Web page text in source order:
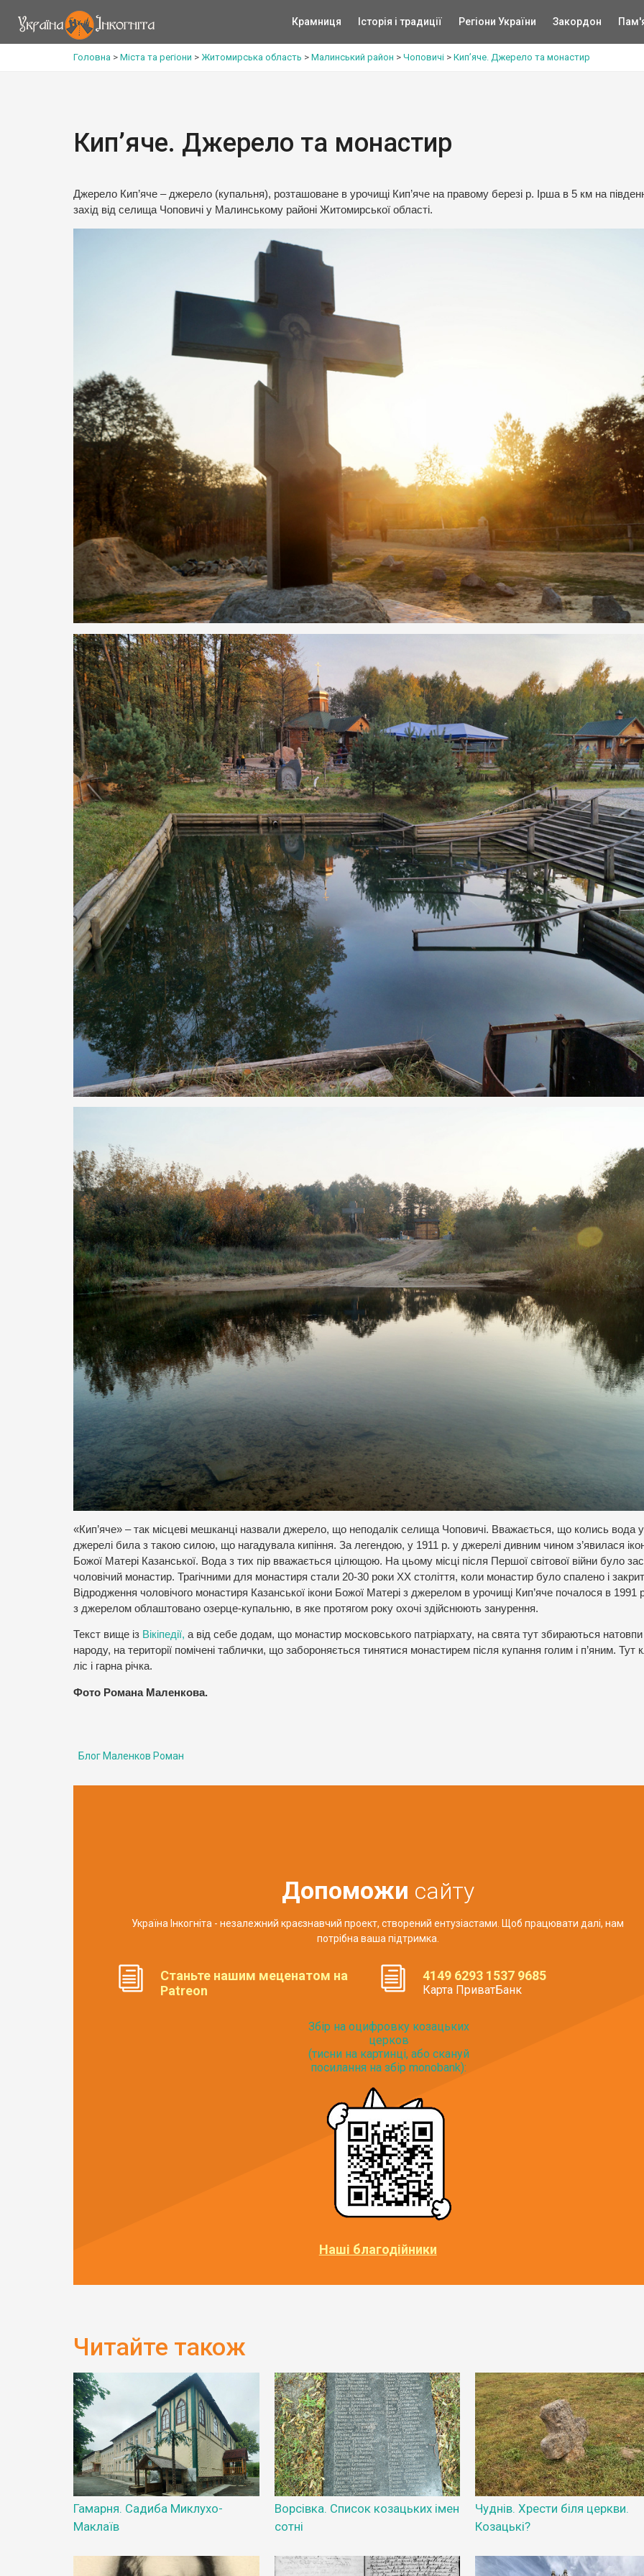
Крамниця Історія і традиції Регіони України Закордон
Головна > Міста та регіони > Житомирська область > Малинський район > Чоповичі > Кип’яче. Джерело та монастир
Кип’яче. Джерело та монастир
Джерело Кип’яче – джерело (купальня), розташоване в урочищі Кип’яче на правому березі р. Ірша в 5 км на
захід від селища Чоповичі у Малинському районі Житомирської області.
«Кип’яче» – так місцеві мешканці назвали джерело, що неподалік селища Чоповичі. Вважається, що колись вода у
джерелі била з такою силою, що нагадувала кипіння. За легендою, у 1911 р. у джерелі дивним чином з’явилася
Божої Матері Казанської. Вода з тих пір вважається цілющою. На цьому місці після Першої світової війни було
чоловічий монастир. Трагічними для монастиря стали 20-30 роки ХХ століття, коли монастир було спалено і
Відродження чоловічого монастиря Казанської ікони Божої Матері з джерелом в урочищі Кип’яче почалося в 1991
з джерелом облаштовано озерце-купальню, в яке протягом року охочі здійснюють занурення.
Текст вище із Вікіпедії, а від себе додам, що монастир московського патріархату, на свята тут збираються натовпи
народу, на території помічені таблички, що забороняється тинятися монастирем після купання голим і п’яним. Тут
ліс і гарна річка.
Фото Романа Маленкова.
Блог Маленков Роман
Допоможи сайту
Україна Інкогніта - незалежний краєзнавчий проект, створений ентузіастами. Щоб працювати далі, нам
потрібна ваша підтримка.
Станьте нашим меценатом на
Patreon
4149 6293 1537 9685
Карта ПриватБанк
Збір на оцифровку козацьких
церков
(тисни на картинці, або скануй
посилання на збір monobank):
Наші благодійники
Читайте також
Гамарня. Садиба Миклухо-
Маклаїв
Ворсівка. Список козацьких імен
сотні
Чуднів. Хрести біля церкви.
Козацькі?